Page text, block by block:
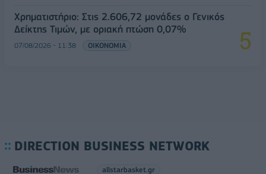
Χρηματιστήριο: Στις 2.606,72 μονάδες ο Γενικός
Δείκτης Τιμών, με οριακή πτώση 0,07%
07/08/2026 - 11:38 ΟΙΚΟΝΟΜΙΑ
DIRECTION BUSINESS NETWORK
allstarbasket.gr